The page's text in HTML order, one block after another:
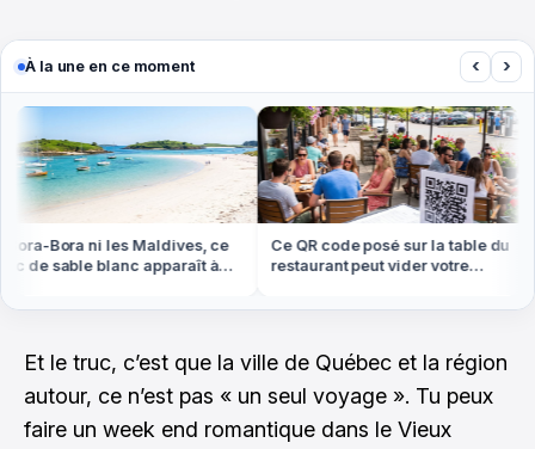
À la une en ce moment ‹ ›
Bora ni les Maldives, ce
de sable blanc apparaît à
Ce QR code posé sur la table du
restaurant peut vider votre
Et le truc, c’est que la ville de Québec et la région
autour, ce n’est pas « un seul voyage ». Tu peux
faire un week end romantique dans le Vieux